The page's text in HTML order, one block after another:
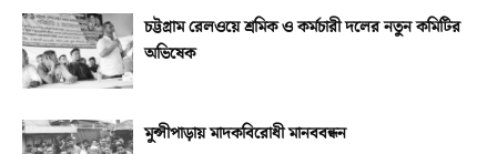
চট্টগ্রাম রেলওয়ে শ্রমিক ও কর্মচারী দলের নতুন কমিটির
অভিষেক
মুন্সীপাড়ায় মাদকবিরোধী মানববন্ধন